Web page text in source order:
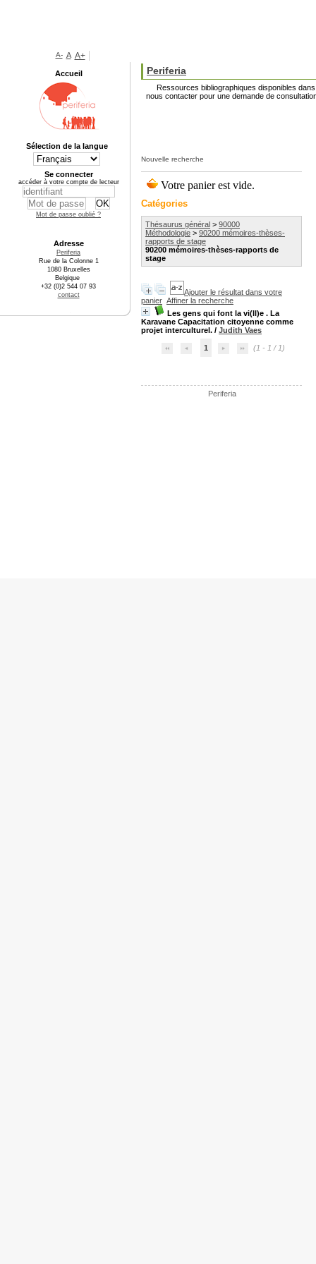
Nouvelle recherche
Catégories
Thésaurus général > 90000
Méthodologie > 90200 mémoires-thèses-
rapports de stage
90200 mémoires-thèses-rapports de
stage
Ajouter le résultat dans votre
panier Affiner la recherche
Les gens qui font la vi(ll)e . La
Karavane Capacitation citoyenne comme
projet interculturel. / Judith Vaes
1 (1 - 1 / 1)
Periferia
Periferia
Ressources bibliographiques disponibles
nous contacter pour une demande de
A- A A+
Accueil
Sélection de la langue
Se connecter
accéder à votre compte de lecteur
Mot de passe oublié ?
Adresse
Periferia
Rue de la Colonne 1
1080 Bruxelles
Belgique
+32 (0)2 544 07 93
contact